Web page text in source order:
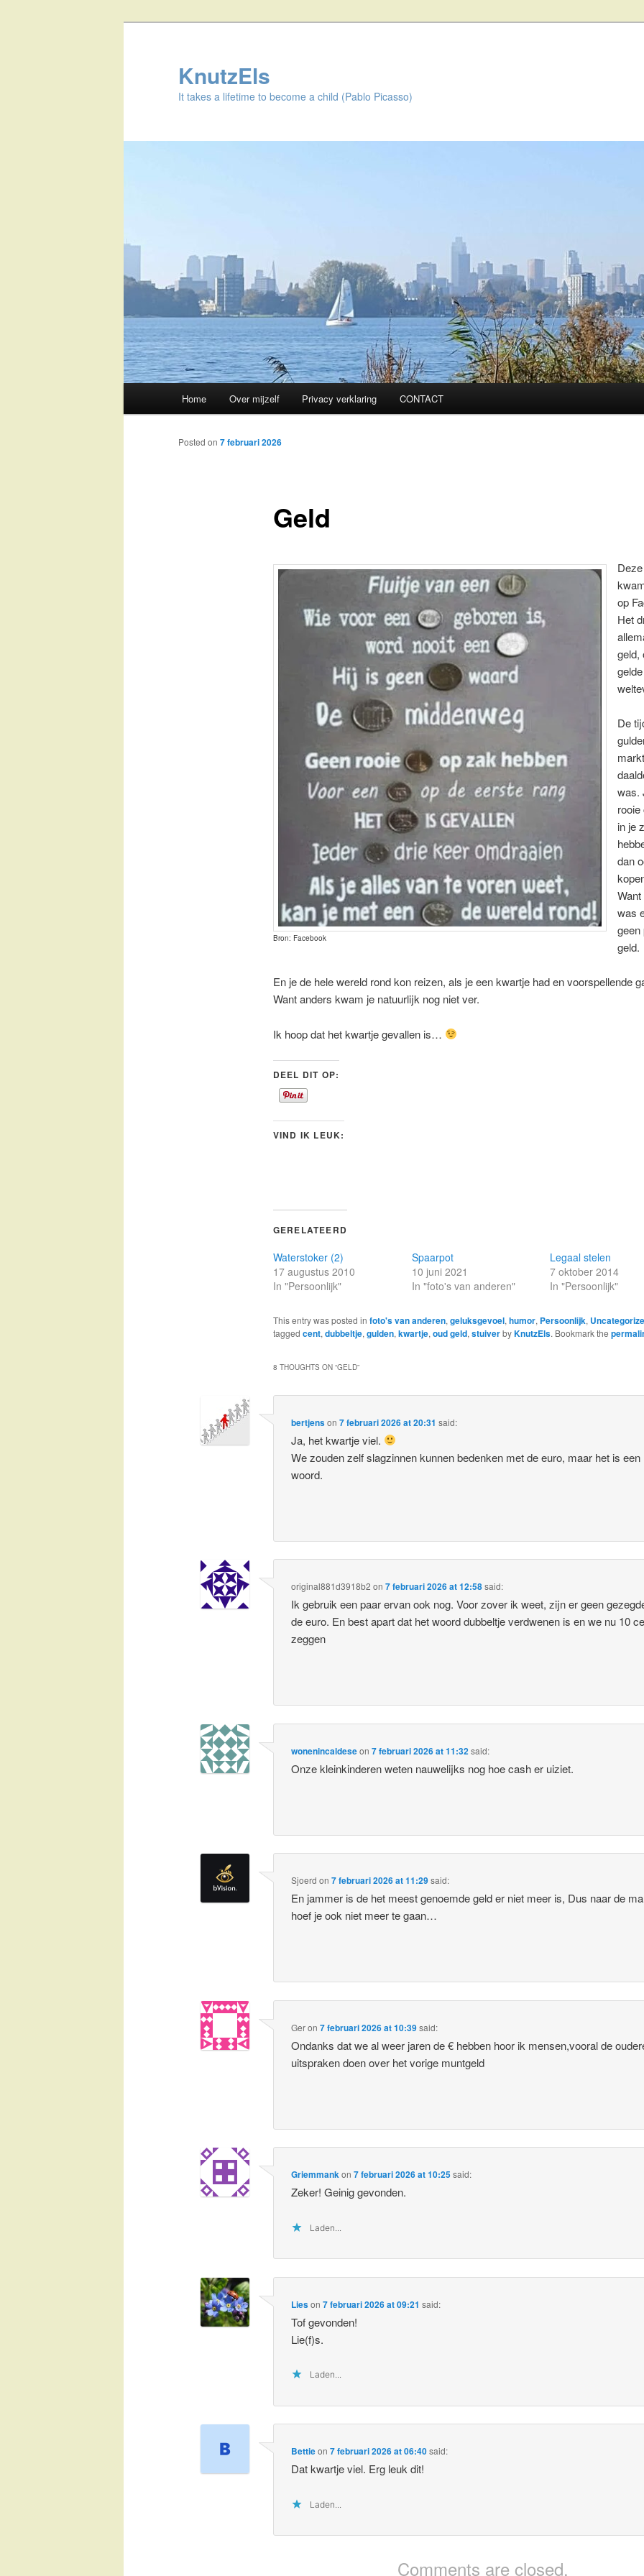
KnutzEls
It takes a lifetime to become a child (Pablo Picasso)
Skip
to
Home Over mijzelf Privacy verklaring CONTACT
Geld
Posted on 7 februari 2026
Bron: Facebook
op
Het
geld,
gelde
De
was.
in je
dan
was
geen
geld.
En je de hele wereld rond kon reizen, als je een kwartje had en voorspellende
Want anders kwam je natuurlijk nog niet ver.
Ik hoop dat het kwartje gevallen is…
DEEL DIT OP:
VIND IK LEUK:
GERELATEERD
Waterstoker (2)
17 augustus 2010
In "Persoonlijk"
Spaarpot
10 juni 2021
In "foto's van anderen"
Legaal stelen
7 oktober 2014
In "Persoonlijk"
This entry was posted in foto's van anderen, geluksgevoel, humor, Persoonlijk,
tagged cent, dubbeltje, gulden, kwartje, oud geld, stuiverbyKnutzEls. Bookmark the
8 THOUGHTS ON “GELD”
bertjenson7 februari 2026 at 20:31 said:
Ja, het kwartje viel.
We zouden zelf slagzinnen kunnen bedenken met de euro, maar het is een
woord.
original881d3918b2 on7 februari 2026 at 12:58said:
Ik gebruik een paar ervan ook nog. Voor zover ik weet, zijn er geen
de euro. En best apart dat het woord dubbeltje verdwenen is en we nu 10
zeggen
wonenincaldeseon7 februari 2026 at 11:32said:
Onze kleinkinderen weten nauwelijks nog hoe cash er uiziet.
Sjoerd on7 februari 2026 at 11:29said:
En jammer is de het meest genoemde geld er niet meer is, Dus naar de
hoef je ook niet meer te gaan…
Geron7 februari 2026 at 10:39said:
Ondanks dat we al weer jaren de € hebben hoor ik mensen,vooral de
uitspraken doen over het vorige muntgeld
Griemmankon7 februari 2026 at 10:25said:
Zeker! Geinig gevonden.
Laden...
Lieson7 februari 2026 at 09:21 said:
Tof gevonden!
Lie(f)s.
Laden...
Bettieon7 februari 2026 at 06:40said:
Dat kwartje viel. Erg leuk dit!
Laden...
Comments are closed.